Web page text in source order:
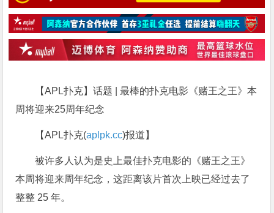
【APL扑克】话题 | 最棒的扑克电影《赌王之王》本
周将迎来25周年纪念
【APL扑克(aplpk.cc)报道】
被许多人认为是史上最佳扑克电影的《赌王之王》
本周将迎来周年纪念，这距离该片首次上映已经过去了
整整 25 年。